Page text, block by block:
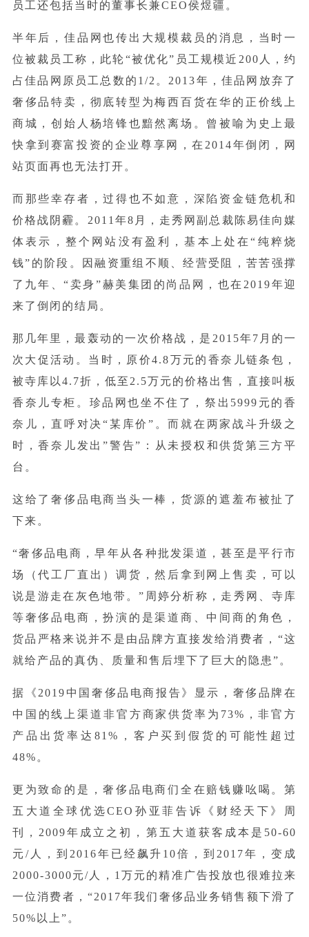
员工还包括当时的董事长兼CEO侯煜疆。
半年后，佳品网也传出大规模裁员的消息，当时一
位被裁员工称，此轮“被优化”员工规模近200人，约
占佳品网原员工总数的1/2。2013年，佳品网放弃了
奢侈品特卖，彻底转型为梅西百货在华的正价线上
商城，创始人杨培锋也黯然离场。曾被喻为史上最
快拿到赛富投资的企业尊享网，在2014年倒闭，网
站页面再也无法打开。
而那些幸存者，过得也不如意，深陷资金链危机和
价格战阴霾。2011年8月，走秀网副总裁陈易佳向媒
体表示，整个网站没有盈利，基本上处在“纯粹烧
钱”的阶段。因融资重组不顺、经营受阻，苦苦强撑
了九年、“卖身”赫美集团的尚品网，也在2019年迎
来了倒闭的结局。
那几年里，最轰动的一次价格战，是2015年7月的一
次大促活动。当时，原价4.8万元的香奈儿链条包，
被寺库以4.7折，低至2.5万元的价格出售，直接叫板
香奈儿专柜。珍品网也坐不住了，祭出5999元的香
奈儿，直呼对决“某库价”。而就在两家战斗升级之
时，香奈儿发出”警告”：从未授权和供货第三方平
台。
这给了奢侈品电商当头一棒，货源的遮羞布被扯了
下来。
“奢侈品电商，早年从各种批发渠道，甚至是平行市
场（代工厂直出）调货，然后拿到网上售卖，可以
说是游走在灰色地带。”周婷分析称，走秀网、寺库
等奢侈品电商，扮演的是渠道商、中间商的角色，
货品严格来说并不是由品牌方直接发给消费者，“这
就给产品的真伪、质量和售后埋下了巨大的隐患”。
据《2019中国奢侈品电商报告》显示，奢侈品牌在
中国的线上渠道非官方商家供货率为73%，非官方
产品出货率达81%，客户买到假货的可能性超过
48%。
更为致命的是，奢侈品电商们全在赔钱赚吆喝。第
五大道全球优选CEO孙亚菲告诉《财经天下》周
刊，2009年成立之初，第五大道获客成本是50-60
元/人，到2016年已经飙升10倍，到2017年，变成
2000-3000元/人，1万元的精准广告投放也很难拉来
一位消费者，“2017年我们奢侈品业务销售额下滑了
50%以上”。